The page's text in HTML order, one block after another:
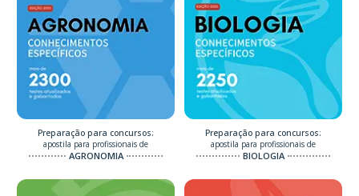
Preparação para concursos:
apostila para profissionais de
AGRONOMIA
Preparação para concursos:
apostila para profissionais de
BIOLOGIA